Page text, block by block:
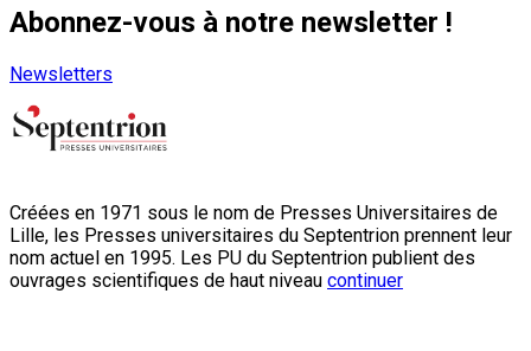
Abonnez-vous à notre newsletter !
Newsletters
Créées en 1971 sous le nom de Presses Universitaires de
Lille, les Presses universitaires du Septentrion prennent leur
nom actuel en 1995. Les PU du Septentrion publient des
ouvrages scientifiques de haut niveau continuer